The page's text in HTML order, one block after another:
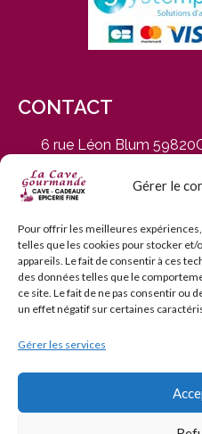
Gérer le
Pour offrir les meilleures
telles que les cookies pour stocker
appareils. Le fait de consentir à ces
des données telles que le
ce site. Le fait de ne pas consentir ou
un effet négatif sur certaines
Gérer les services
CONTACT
6 rue Léon Blum
du Mardi au Samedi, de
19h
03 28 65 01 92
www.cavegourmande.fr
L’ABUS D’ALCOOL EST
CONSOMMER AVEC
VENTE AUX